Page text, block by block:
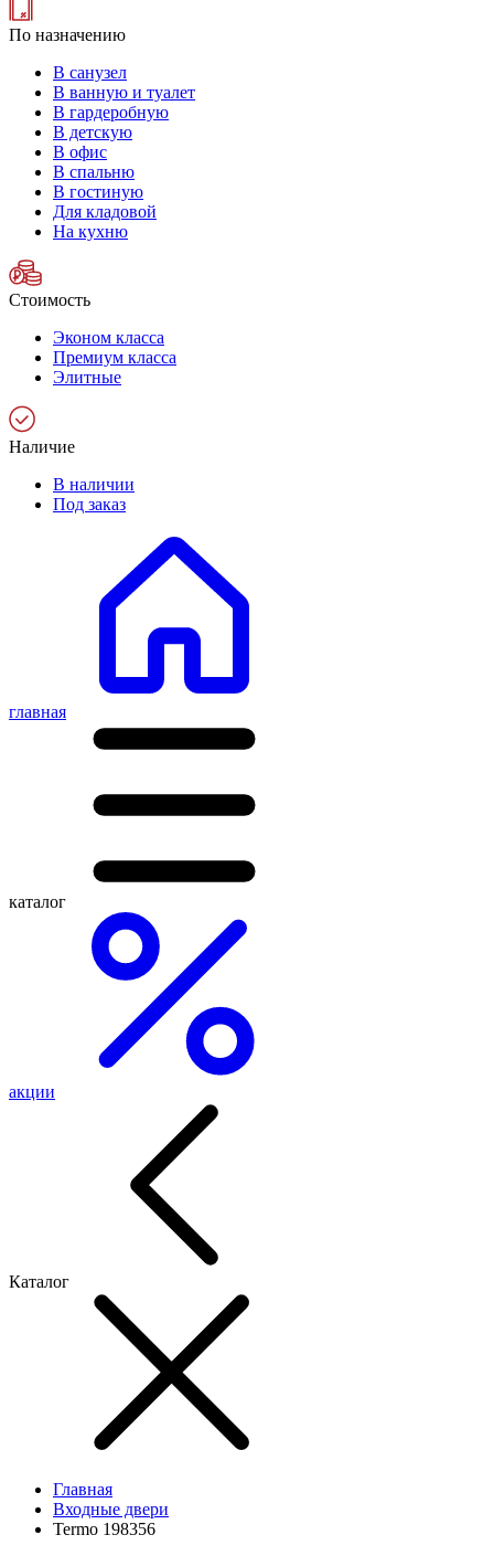
По назначению
В санузел
В ванную и туалет
В гардеробную
В детскую
В офис
В спальню
В гостиную
Для кладовой
На кухню
Стоимость
Эконом класса
Премиум класса
Элитные
Наличие
В наличии
Под заказ
главная
каталог
акции
Каталог
Главная
Входные двери
Termo 198356